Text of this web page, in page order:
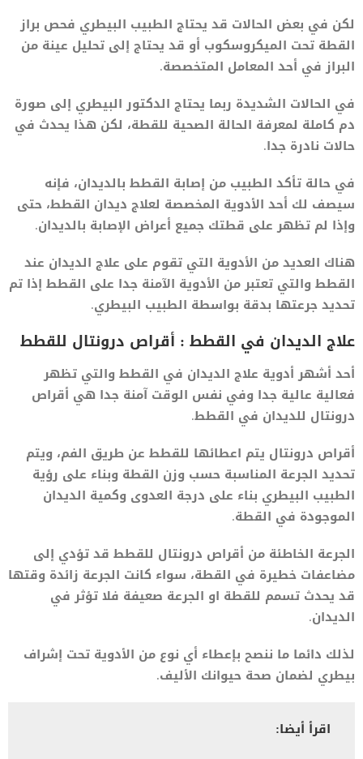
لكن في بعض الحالات قد يحتاج الطبيب البيطري فحص براز
القطة تحت الميكروسكوب أو قد يحتاج إلى تحليل عينة من
البراز في أحد المعامل المتخصصة.
في الحالات الشديدة ربما يحتاج الدكتور البيطري إلى صورة
دم كاملة لمعرفة الحالة الصحية للقطة، لكن هذا يحدث في
حالات نادرة جدا.
في حالة تأكد الطبيب من إصابة القطط بالديدان، فإنه
سيصف لك أحد الأدوية المخصصة لعلاج ديدان القطط، حتى
وإذا لم تظهر على قطتك جميع أعراض الإصابة بالديدان.
هناك العديد من الأدوية التي تقوم على علاج الديدان عند
القطط والتي تعتبر من الأدوية الآمنة جدا على القطط إذا تم
تحديد جرعتها بدقة بواسطة الطبيب البيطري.
علاج الديدان في القطط : أقراص درونتال للقطط
أحد أشهر أدوية علاج الديدان في القطط والتي تظهر
فعالية عالية جدا وفي نفس الوقت آمنة جدا هي أقراص
درونتال للديدان في القطط.
أقراص درونتال يتم اعطائها للقطط عن طريق الفم، ويتم
تحديد الجرعة المناسبة حسب وزن القطة وبناء على رؤية
الطبيب البيطري بناء على درجة العدوى وكمية الديدان
الموجودة في القطة.
الجرعة الخاطئة من أقراص درونتال للقطط قد تؤدي إلى
مضاعفات خطيرة في القطة، سواء كانت الجرعة زائدة وقتها
قد يحدث تسمم للقطة او الجرعة صعيفة فلا تؤثر في
الديدان.
لذلك دائما ما ننصح بإعطاء أي نوع من الأدوية تحت إشراف
بيطري لضمان صحة حيوانك الأليف.
اقرأ أيضا: